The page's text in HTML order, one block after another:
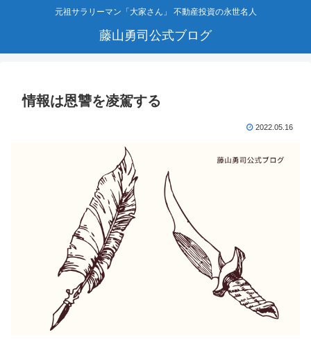
元祖サラリーマン「大家さん」 不動産投資の永世名人
藤山勇司公式ブログ
情報は恩讐を凌駕する
2022.05.16